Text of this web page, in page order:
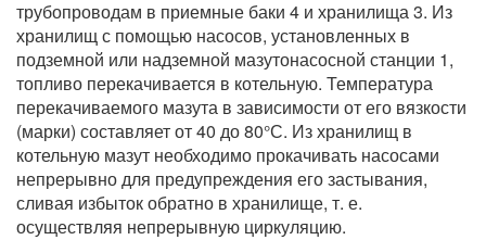
трубопроводам в приемные баки 4 и хранилища 3. Из
хранилищ с помощью насосов, установленных в
подземной или надземной мазутонасосной станции 1,
топливо перекачивается в котельную. Температура
перекачиваемого мазута в зависимости от его вязкости
(марки) составляет от 40 до 80°С. Из хранилищ в
котельную мазут необходимо прокачивать насосами
непрерывно для предупреждения его застывания,
сливая избыток обратно в хранилище, т. е.
осуществляя непрерывную циркуляцию.